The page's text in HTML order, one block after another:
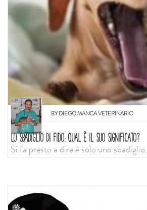
BYDIEGO MANCA VETERINARIO
LO SBADIGLIO DI FIDO: QUAL È IL SUO SIGNIFICATO?
Si fa presto a dire è solo uno sbadiglio.